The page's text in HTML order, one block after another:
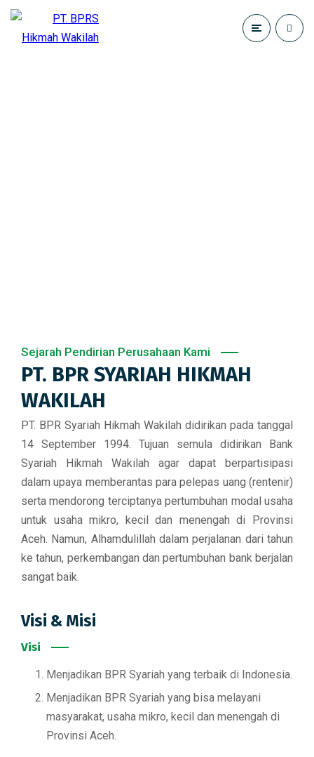
Sejarah Pendirian Perusahaan Kami
PT. BPR SYARIAH HIKMAH
WAKILAH
PT. BPR Syariah Hikmah Wakilah didirikan pada tanggal
14 September 1994. Tujuan semula didirikan Bank
Syariah Hikmah Wakilah agar dapat berpartisipasi
dalam upaya memberantas para pelepas uang (rentenir)
serta mendorong terciptanya pertumbuhan modal usaha
untuk usaha mikro, kecil dan menengah di Provinsi
Aceh. Namun, Alhamdulillah dalam perjalanan dari tahun
ke tahun, perkembangan dan pertumbuhan bank berjalan
sangat baik.
Visi & Misi
Visi
Menjadikan BPR Syariah yang terbaik di Indonesia.
Menjadikan BPR Syariah yang bisa melayani
masyarakat, usaha mikro, kecil dan menengah di
Provinsi Aceh.